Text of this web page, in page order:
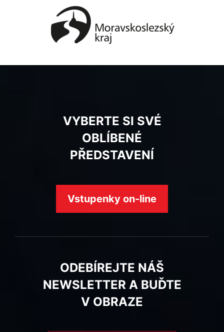
VYBERTE SI SVÉ
OBLÍBENÉ
PŘEDSTAVENÍ
Vstupenky on-line
ODEBÍREJTE NÁŠ
NEWSLETTER A BUĎTE
V OBRAZE